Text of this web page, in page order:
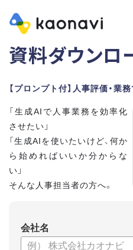
資料ダウンロ
【プロンプト付】人事評価・業
「生成AIで人事業務を効率化
させたい」
「生成AIを使いたいけど、何か
ら始めればいいか分からな
い」
そんな人事担当者の方へ。
本資料では、人事担当者300
に役立つ生成AI活用術を紹介し
生成AI利用時のポイントや注
会社名